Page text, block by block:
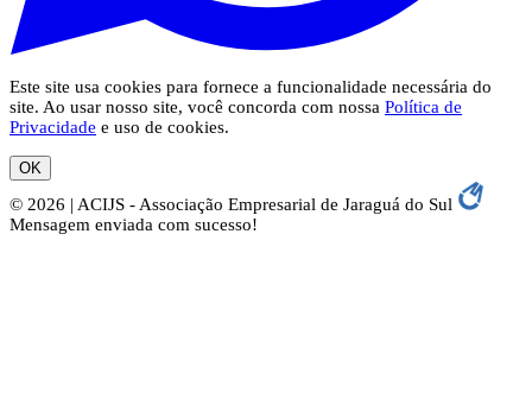
Este site usa cookies para fornece a funcionalidade necessária do
site. Ao usar nosso site, você concorda com nossa Política de
Privacidade e uso de cookies.
OK
© 2026 | ACIJS - Associação Empresarial de Jaraguá do Sul
Mensagem enviada com sucesso!